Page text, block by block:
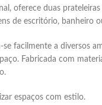
oferece duas
de escritório, banheiro
facilmente a diversos
Fabricada com
espaços com estilo.